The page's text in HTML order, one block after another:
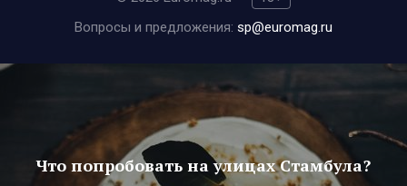
Вопросы и предложения: sp@euromag.ru
Что попробовать на улицах Стамбула?